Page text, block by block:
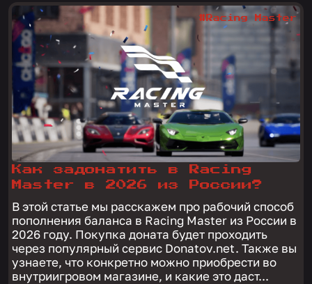
Как задонатить в Racing
Master в 2026 из России?
В этой статье мы расскажем про рабочий способ
пополнения баланса в Racing Master из России в
2026 году. Покупка доната будет проходить
через популярный сервис Donatov.net. Также вы
узнаете, что конкретно можно приобрести во
внутриигровом магазине, и какие это даст...
#Racing Master